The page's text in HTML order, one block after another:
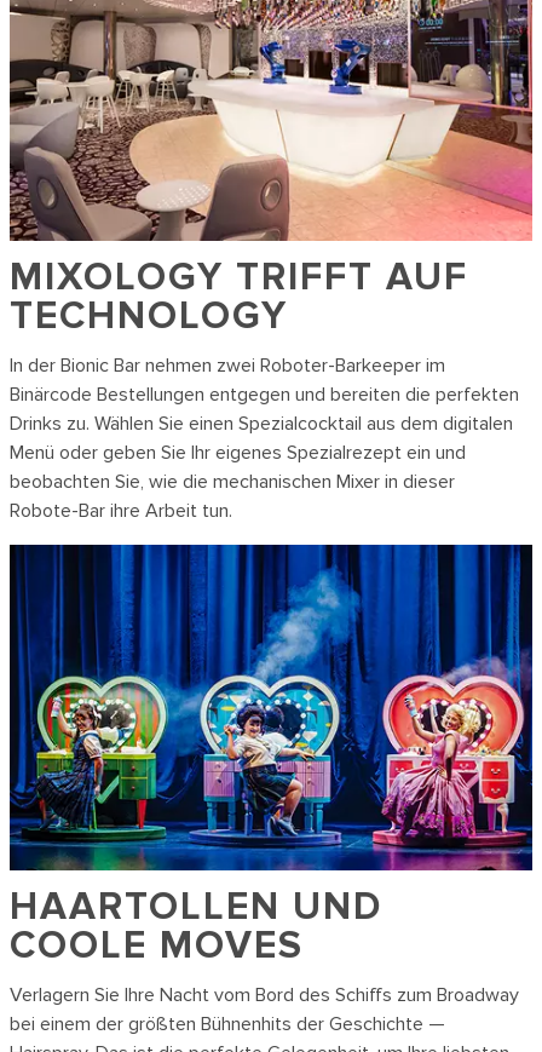
MIXOLOGY TRIFFT AUF
TECHNOLOGY
In der Bionic Bar nehmen zwei Roboter-Barkeeper im
Binärcode Bestellungen entgegen und bereiten die perfekten
Drinks zu. Wählen Sie einen Spezialcocktail aus dem digitalen
Menü oder geben Sie Ihr eigenes Spezialrezept ein und
beobachten Sie, wie die mechanischen Mixer in dieser
Robote-Bar ihre Arbeit tun.
HAARTOLLEN UND
COOLE MOVES
Verlagern Sie Ihre Nacht vom Bord des Schiffs zum Broadway
bei einem der größten Bühnenhits der Geschichte —